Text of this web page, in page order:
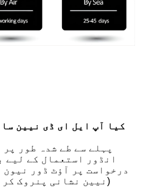
پہلے سے طے شدہ طور
انڈور استعمال کے لیے
درخواست پر آؤٹ ڈور نیون
(نیین نشانی پنروک